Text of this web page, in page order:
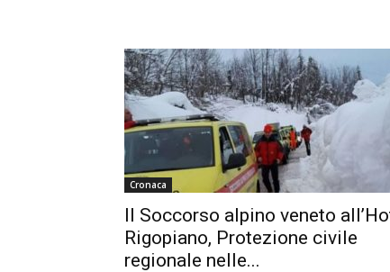
Cronaca
Il Soccorso alpino veneto
Rigopiano, Protezione civile
regionale nelle...